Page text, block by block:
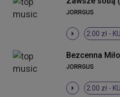
JORRGUS
2.00 zł -
Bezcenna
JORRGUS
2.00 zł -